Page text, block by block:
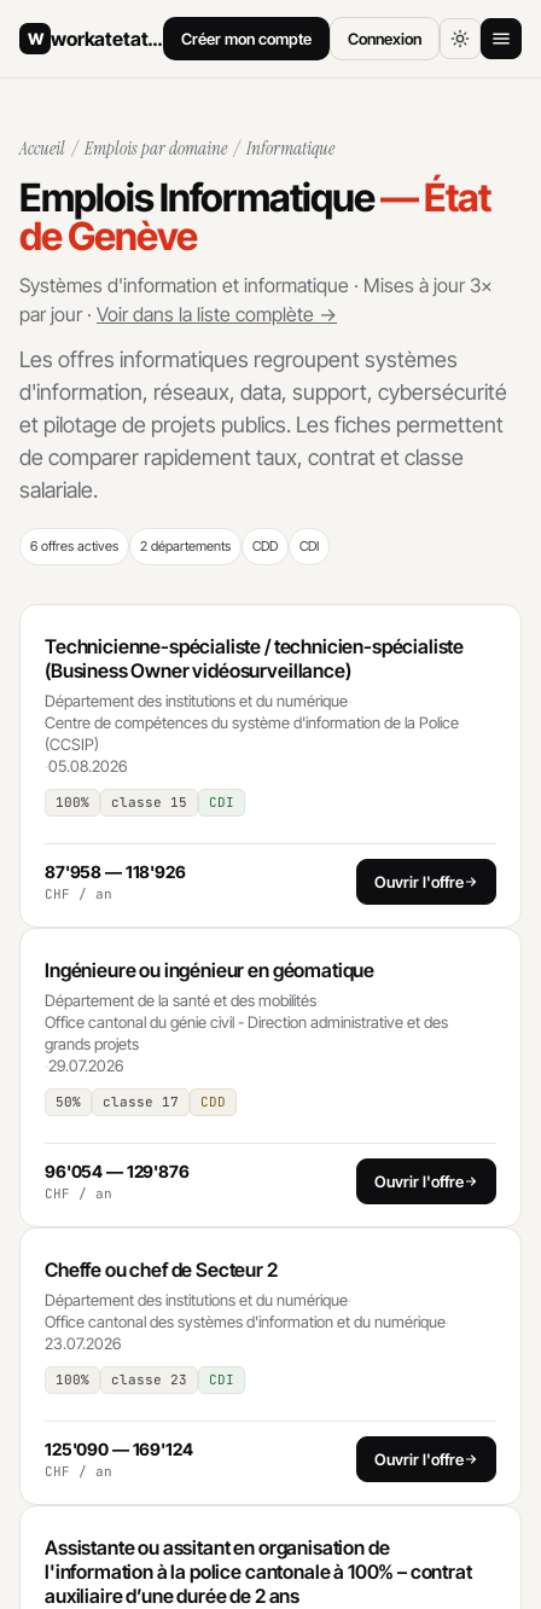
W workatetat
.ch Connexion
Créer mon compte
Comment postuler
Salaires
Accueil /Emplois par domaine/ Informatique
Emplois Informatique— État
de Genève
Systèmes d'information et informatique · Mises à jour 3×
par jour · Voir dans la liste complète →
Les offres informatiques regroupent systèmes
d'information, réseaux, data, support, cybersécurité
et pilotage de projets publics. Les fiches permettent
de comparer rapidement taux, contrat et classe
salariale.
6 offres actives 2 départements CDD CDI
Technicienne-spécialiste / technicien-spécialiste
(Business Owner vidéosurveillance)
Département des institutions et du numérique·
Centre de compétences du système d'information de la Police
(CCSIP)
·05.08.2026
100% classe 15 CDI
87'958 — 118'926
CHF / an
Ouvrir l'offre
Ingénieure ou ingénieur en géomatique
Département de la santé et des mobilités·
Office cantonal du génie civil - Direction administrative et des
grands projets
·29.07.2026
50% classe 17 CDD
96'054 — 129'876
CHF / an
Ouvrir l'offre
Cheffe ou chef de Secteur 2
Département des institutions et du numérique·
Office cantonal des systèmes d'information et du numérique·
23.07.2026
100% classe 23 CDI
125'090 — 169'124
CHF / an
Ouvrir l'offre
Assistante ou assitant en organisation de
l'information à la police cantonale à 100% – contrat
auxiliaire d’une durée de 2 ans